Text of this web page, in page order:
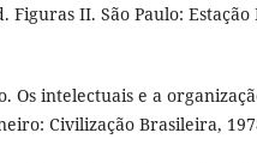
Figuras II. São Paulo:
Os intelectuais e a
Civilização Brasileira,